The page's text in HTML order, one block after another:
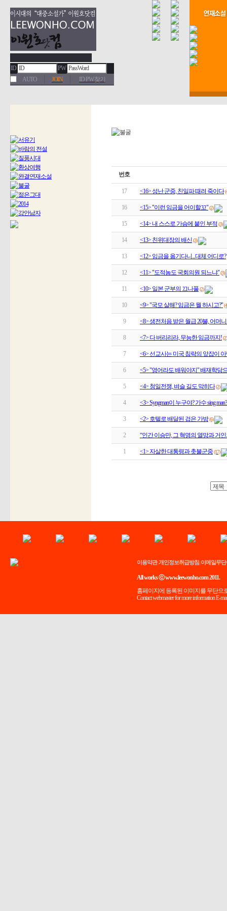
ID
PW
AUTO
JOIN ID·PW 찾기
번호
17 <16> 성난 군중, 친일파 때려 죽이다
16 <15> "이런 임금을 어이할꼬"(2)
15 <14> 내 스스로 가슴에 붙인 부적 (3)
14 <13> 친위대장의 배신(3)
13 <12> 임금을 옮기다니...대체 어디로?
12 <11> "도적놈도 국회의원 되느냐"(3)
11 <10> 일본 군부의 끄나풀(2)
10 <9> "국모 살해? 임금은 뭘 하시고?"
9 <8> 생전처음 받은 월급 20불, 어머
8 <7> 다 버리리라, 무능한 임금까지!(2)
7 <6> 선교사는 미국 침략의 앞잡이
6 <5> "영어라도 배워야지" 배재학당
5 <4> 청일전쟁, 벼슬 길도 막히다(2)
4 <3> Syngman이 누구야? 가수 sing man?
3 <2> 호텔로 배달된 검은 가방(6)
2 “인간 이승만, 그 혁명의 열망과 거인
1 <1> 자살한 대통령과 촛불군중(17)
이용약관| 개인정보취급방침 이메일무
All works ⓒ www.leewonho.com 2011.
홈페이지에 등록된 이미지를 무단으
Contact webmaster for more information E-